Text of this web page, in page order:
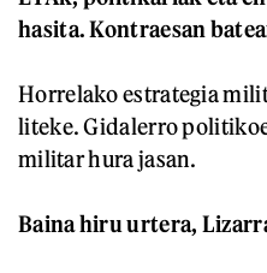
hasita. Kontraesan
Horrelako estrategia
liteke. Gidalerro
militar hura jasan.
Baina hiru urtera,